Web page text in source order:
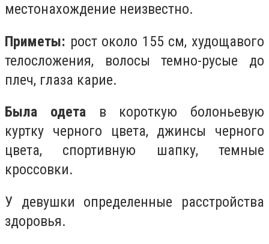
местонахождение неизвестно.
Приметы: рост около 155 см, худощавого
телосложения, волосы темно-русые до
плеч, глаза карие.
Была одетав короткую болоньевую
куртку черного цвета, джинсы черного
цвета, спортивную шапку, темные
кроссовки.
У девушки определенные расстройства
здоровья.